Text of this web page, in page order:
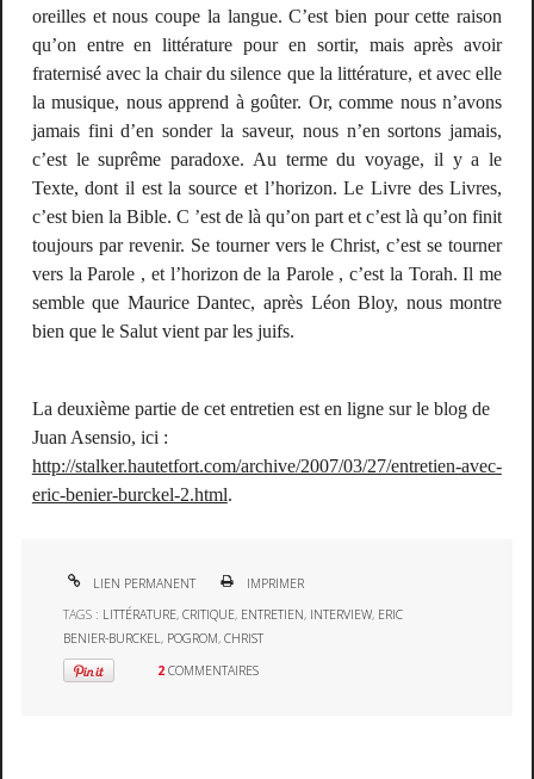
oreilles et nous coupe la langue. C’est bien pour cette raison
qu’on entre en littérature pour en sortir, mais après avoir
fraternisé avec la chair du silence que la littérature, et avec elle
la musique, nous apprend à goûter. Or, comme nous n’avons
jamais fini d’en sonder la saveur, nous n’en sortons jamais,
c’est le suprême paradoxe. Au terme du voyage, il y a le
Texte, dont il est la source et l’horizon. Le Livre des Livres,
c’est bien la Bible. C ’est de là qu’on part et c’est là qu’on finit
toujours par revenir. Se tourner vers le Christ, c’est se tourner
vers la Parole , et l’horizon de la Parole , c’est la Torah. Il me
semble que Maurice Dantec, après Léon Bloy, nous montre
bien que le Salut vient par les juifs.
La deuxième partie de cet entretien est en ligne sur le blog de
Juan Asensio, ici :
http://stalker.hautetfort.com/archive/2007/03/27/entretien-avec-
eric-benier-burckel-2.html.
LIEN PERMANENT
IMPRIMER
TAGS : LITTÉRATURE,CRITIQUE, ENTRETIEN, INTERVIEW, ERIC
BENIER-BURCKEL, POGROM,CHRIST
2 COMMENTAIRES